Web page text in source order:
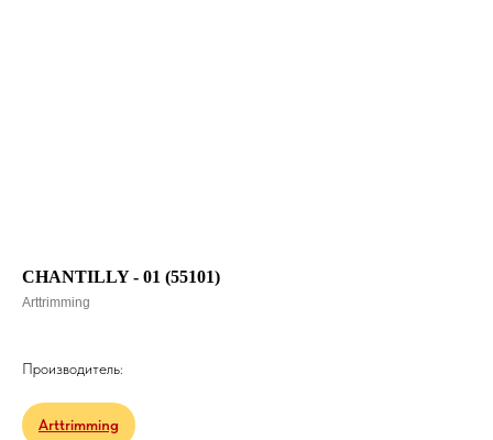
CHANTILLY - 01 (55101)
Arttrimming
Производитель:
Arttrimming